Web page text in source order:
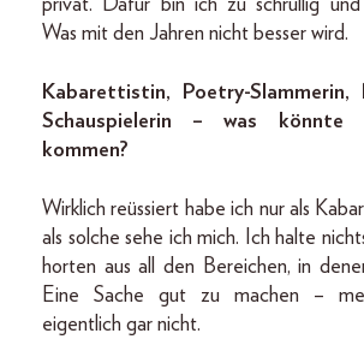
privat. Dafür bin ich zu schrullig und
Was mit den Jahren nicht besser wird.
Kabarettistin, Poetry-Slammerin,
Schauspielerin – was könnte
kommen?
Wirklich reüssiert habe ich nur als
als solche sehe ich mich. Ich halte
horten aus all den Bereichen, in
Eine Sache gut zu machen –
eigentlich gar nicht.